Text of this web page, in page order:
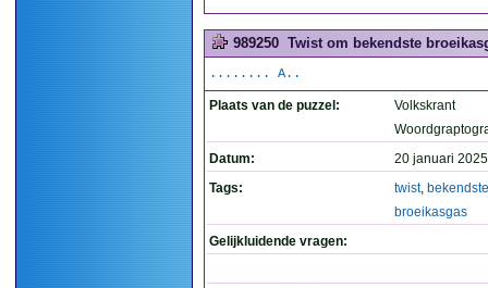
989250 Twist om bekendste
........ A..
Plaats van de puzzel:
Volkskrant
Datum:
20 januari
Tags:
twist, bekendste
broeikasgas
Gelijkluidende vragen: